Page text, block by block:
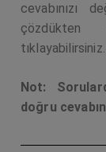
cevabınızı
Not:
doğru